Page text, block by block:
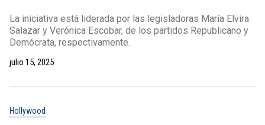
La iniciativa está liderada por las legisladoras María Elvira
Salazar y Verónica Escobar, de los partidos Republicano y
Demócrata, respectivamente.
julio 15, 2025
Hollywood